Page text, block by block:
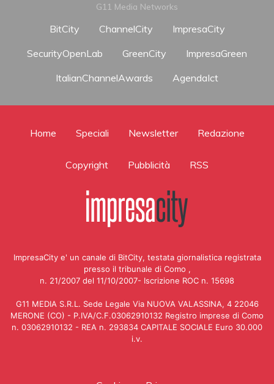
G11 Media Networks
BitCity ChannelCity
ImpresaCity
SecurityOpenLab
GreenCity
ImpresaGreen
ItalianChannelAwards
AgendaIct
Home Speciali Newsletter Redazione
Copyright Pubblicità RSS
ImpresaCity e' un canale di BitCity, testata giornalistica registrata
presso il tribunale di Como ,
n. 21/2007 del 11/10/2007- Iscrizione ROC n. 15698
G11 MEDIA S.R.L. Sede Legale Via NUOVA VALASSINA, 4 22046
MERONE (CO) - P.IVA/C.F.03062910132 Registro imprese di Como
n. 03062910132 - REA n. 293834 CAPITALE SOCIALE Euro 30.000
i.v.